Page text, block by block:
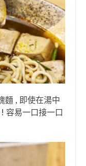
麵 , 即使在湯中
容易一口接一口